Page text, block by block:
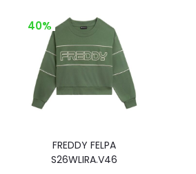
40%
FREDDY FELPA
S26WLIRA.V46